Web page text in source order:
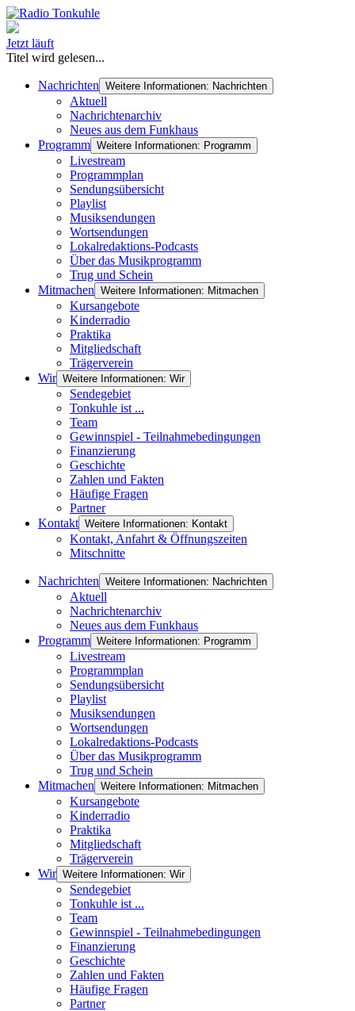
Jetzt läuft
Titel wird gelesen...
Nachrichten Weitere Informationen: Nachrichten
Aktuell
Nachrichtenarchiv
Neues aus dem Funkhaus
Programm Weitere Informationen: Programm
Livestream
Programmplan
Sendungsübersicht
Playlist
Musiksendungen
Wortsendungen
Lokalredaktions-Podcasts
Über das Musikprogramm
Trug und Schein
Mitmachen Weitere Informationen: Mitmachen
Kursangebote
Kinderradio
Praktika
Mitgliedschaft
Trägerverein
Wir Weitere Informationen: Wir
Sendegebiet
Tonkuhle ist ...
Team
Gewinnspiel - Teilnahmebedingungen
Finanzierung
Geschichte
Zahlen und Fakten
Häufige Fragen
Partner
Kontakt Weitere Informationen: Kontakt
Kontakt, Anfahrt & Öffnungszeiten
Mitschnitte
Nachrichten Weitere Informationen: Nachrichten
Aktuell
Nachrichtenarchiv
Neues aus dem Funkhaus
Programm Weitere Informationen: Programm
Livestream
Programmplan
Sendungsübersicht
Playlist
Musiksendungen
Wortsendungen
Lokalredaktions-Podcasts
Über das Musikprogramm
Trug und Schein
Mitmachen Weitere Informationen: Mitmachen
Kursangebote
Kinderradio
Praktika
Mitgliedschaft
Trägerverein
Wir Weitere Informationen: Wir
Sendegebiet
Tonkuhle ist ...
Team
Gewinnspiel - Teilnahmebedingungen
Finanzierung
Geschichte
Zahlen und Fakten
Häufige Fragen
Partner